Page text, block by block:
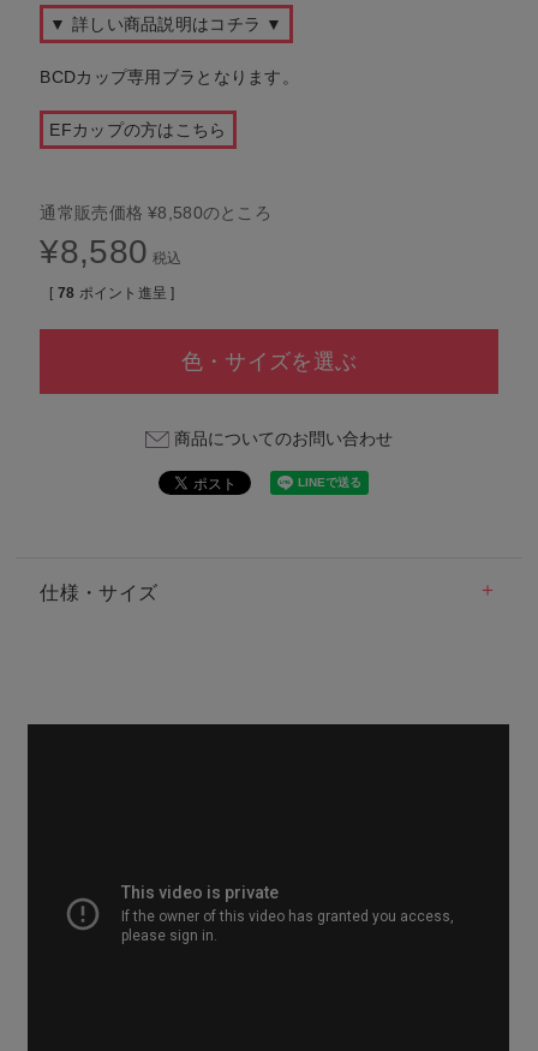
▼ 詳しい商品説明はコチラ ▼
BCDカップ専用ブラとなります。
EFカップの方はこちら
通常販売価格 ¥8,580のところ
¥8,580 税込
[ 78 ポイント進呈 ]
色・サイズを選ぶ
商品についてのお問い合わせ
仕様・サイズ